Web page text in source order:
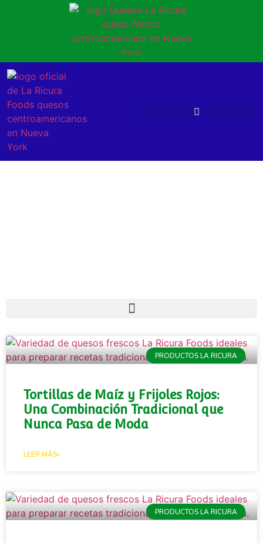
PRODUCTOS LA RICURA
Tortillas de Maíz y Frijoles Rojos:
Una Combinación Tradicional que
Nunca Pasa de Moda
LEER MÁS»
PRODUCTOS LA RICURA